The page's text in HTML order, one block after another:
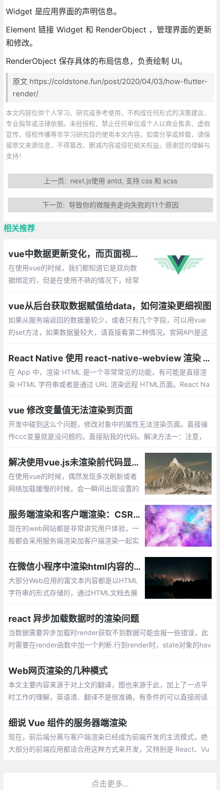
Widget 是应用界面的声明信息。
Element 链接 Widget 和 RenderObject ，管理界面的更新
和修改。
RenderObject 保存具体的布局信息，负责绘制 UI。
原文 https://coldstone.fun/post/2020/04/03/how-flutter-
render/
本文内容仅供个人学习、研究或参考使用，不构成任何形式的决策建议、
专业指导或法律依据。未经授权，禁止任何单位或个人以商业售卖、虚假
宣传、侵权传播等非学习研究目的使用本文内容。如需分享或转载，请保
留原文来源信息，不得篡改、删减内容或侵犯相关权益。感谢您的理解与
支持！
上一页: next.js使用 antd, 支持 css 和 scss
下一页: 导致你的微服务走向失败的11个原因
相关推荐
vue中数据更新变化，而页面视图未渲染的解决方案
在使用vue的时候，我们都知道它是双向数
据绑定的，但是在使用不熟的情况下，经常
触发页面渲染。下面就整理一些出现这种情
况的场景以及解决办法。
vue从后台获取数据赋值给data，如何渲染更细视图
如果从服务端返回的数据量较少，或者只有几个字段，可以用vue
的set方法，如果数据量较大，请直接看第二种情况。官网API是这
React Native 使用 react-native-webview 渲染 HTML
在 App 中，渲染 HTML 是一个非常常见的功能，有可能是直接渲
染 HTML 字符串或者是通过 URL 渲染远程 HTML页面。React Na
vue 修改变量值无法渲染到页面
开发中碰到这么个问题，修改对象中的属性无法渲染页面。直接操
作ccc变量就是没问题的。直接贴我的代码。解决方法一：注意，
解决使用vue.js未渲染前代码显示问题
在使用vue的时候，偶然发现多次刷新或者
网络加载缓慢的时候，会一瞬间出现设置的
e现成的指令来解决这个问题：v-cloak
服务端渲染和客户端渲染：CSR和SSR
现在的web网站都是非常讲究用户体验，一
般都会采用服务端渲染加客户端渲染一起实
（SEO），利于被网页爬虫抓取数据，多见
于电商网站商品信息获取等。客户端渲染不
利于搜索引擎优化
在微信小程序中渲染html内容的实现
大部分Web应用的富文本内容都是以HTML
字符串的形式存储的，通过HTML文档去展
小程序（下文简称为「小程序」）中，应当
如何渲染这部分内容呢？
react 异步加载数据时的渲染问题
当数据需要异步加载时render获取不到数据可能会报一些错误，此
时需要在render函数中加一个判断.行到render时，state对象的hav
时
Web网页渲染的几种模式
本文主要内容来源于对上文的翻译，图也来源于此，加上了一点平
时工作的理解，英语渣、翻译不是很准确，有条件的可以直接阅读
细说 Vue 组件的服务器端渲染
现在，前后端分离与客户端渲染已经成为前端开发的主流模式，绝
大部分的前端应用都适合用这种方式来开发，又特别是 React、Vu
点击更多...